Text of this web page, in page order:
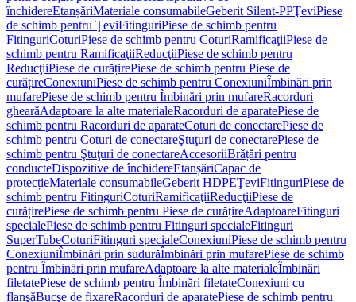
închidereEtanșăriMateriale consumabileGeberit Silent-PPŢeviPiese
de schimb pentru ŢeviFitinguriPiese de schimb pentru
FitinguriCoturiPiese de schimb pentru CoturiRamificaţiiPiese de
schimb pentru RamificaţiiReducţiiPiese de schimb pentru
ReducţiiPiese de curățirePiese de schimb pentru Piese de
curățireConexiuniPiese de schimb pentru ConexiuniÎmbinări prin
mufarePiese de schimb pentru Îmbinări prin mufareRacorduri
ghearăAdaptoare la alte materialeRacorduri de aparatePiese de
schimb pentru Racorduri de aparateCoturi de conectarePiese de
schimb pentru Coturi de conectareŞtuţuri de conectarePiese de
schimb pentru Ştuţuri de conectareAccesoriiBrățări pentru
conducteDispozitive de închidereEtanșăriCapac de
protecțieMateriale consumabileGeberit HDPEŢeviFitinguriPiese de
schimb pentru FitinguriCoturiRamificaţiiReducţiiPiese de
curățirePiese de schimb pentru Piese de curățireAdaptoareFitinguri
specialePiese de schimb pentru Fitinguri specialeFitinguri
SuperTubeCoturiFitinguri specialeConexiuniPiese de schimb pentru
ConexiuniÎmbinări prin sudurăÎmbinări prin mufarePiese de schimb
pentru Îmbinări prin mufareAdaptoare la alte materialeÎmbinări
filetatePiese de schimb pentru Îmbinări filetateConexiuni cu
flanşăBucşe de fixareRacorduri de aparatePiese de schimb pentru